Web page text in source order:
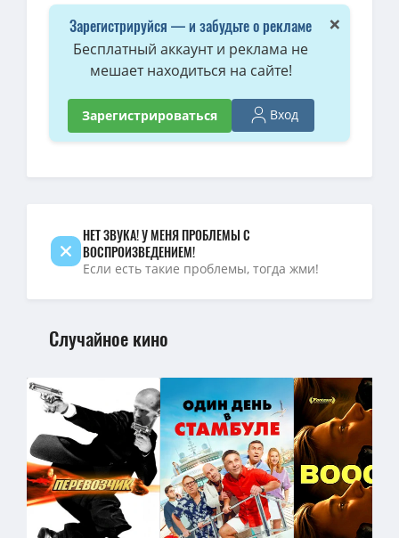
×
Зарегистрируйся — и забудьте о рекламе
Бесплатный аккаунт и реклама не
мешает находиться на сайте!
Зарегистрироваться Вход
НЕТ ЗВУКА! У МЕНЯ ПРОБЛЕМЫ С
ВОСПРОИЗВЕДЕНИЕМ!
Если есть такие проблемы, тогда жми!
Случайное кино